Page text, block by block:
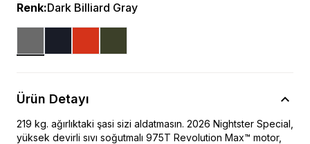
Renk:Dark Billiard Gray
Ürün Detayı
219 kg. ağırlıktaki şasi sizi aldatmasın. 2026 Nightster Special,
yüksek devirli sıvı soğutmalı 975T Revolution Max™ motor,